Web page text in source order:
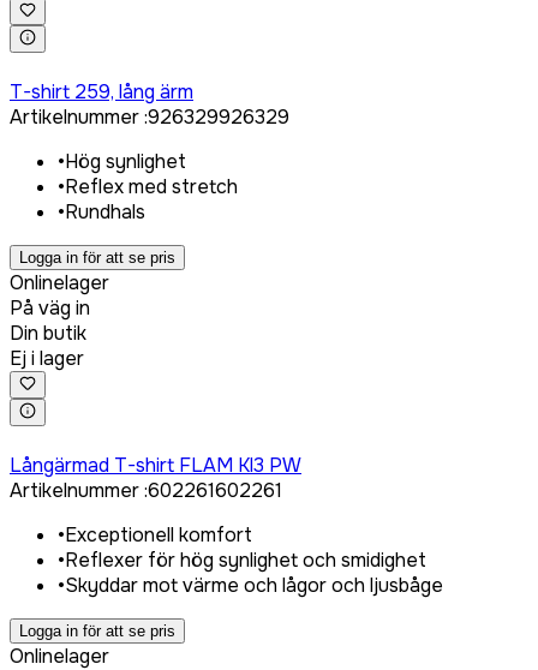
T-shirt 259, lång ärm
Artikelnummer:926329926329
•Hög synlighet
•Reflex med stretch
•Rundhals
Logga in för att se pris
Onlinelager
På väg in
Din butik
Ej i lager
Långärmad T-shirt FLAM Kl3 PW
Artikelnummer:602261602261
•Exceptionell komfort
•Reflexer för hög synlighet och smidighet
•Skyddar mot värme och lågor och ljusbåge
Logga in för att se pris
Onlinelager